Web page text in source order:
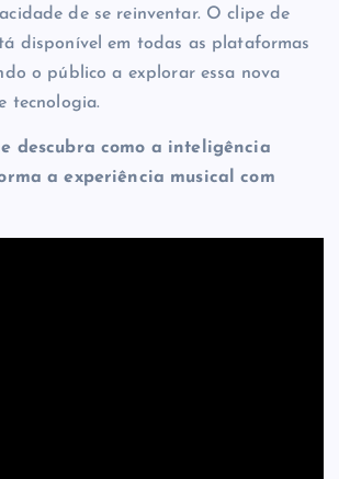
de se reinventar. O clipe de
disponível em todas as plataformas
o público a explorar essa nova
tecnologia.
descubra como a inteligência
a experiência musical com